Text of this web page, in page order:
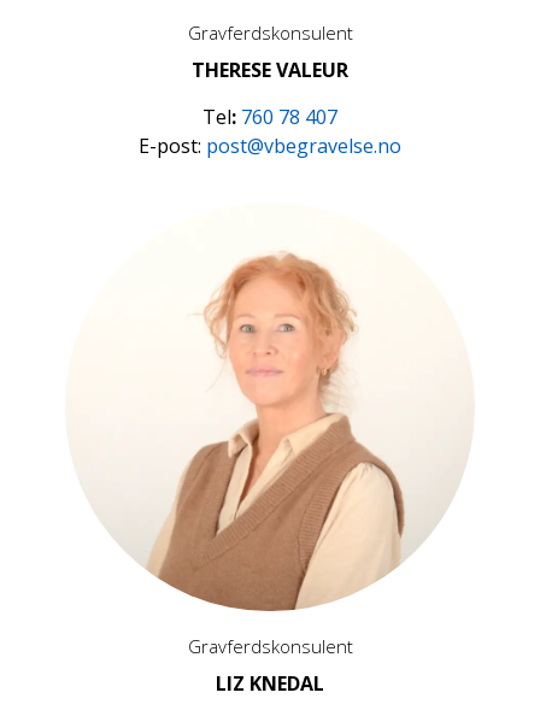
Gravferdskonsulent
THERESE VALEUR
Tel: 760 78 407
E-post: post@vbegravelse.no
Gravferdskonsulent
LIZ KNEDAL